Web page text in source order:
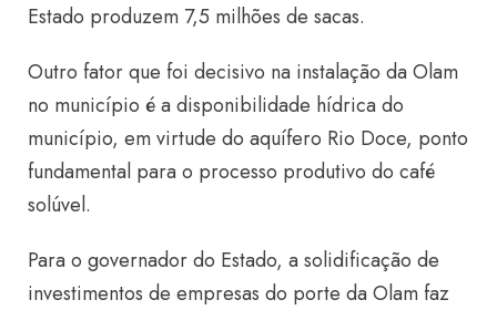
Estado produzem 7,5 milhões de sacas.
Outro fator que foi decisivo na instalação da Olam
no município é a disponibilidade hídrica do
município, em virtude do aquífero Rio Doce, ponto
fundamental para o processo produtivo do café
solúvel.
Para o governador do Estado, a solidificação de
investimentos de empresas do porte da Olam faz